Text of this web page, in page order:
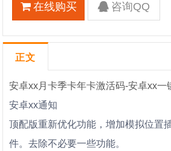
在线购买 咨询QQ
正文
安卓xx月卡季卡年卡激活码-安卓xx一
安卓xx通知
顶配版重新优化功能，增加模拟位置
件。去除不必要一些功能。